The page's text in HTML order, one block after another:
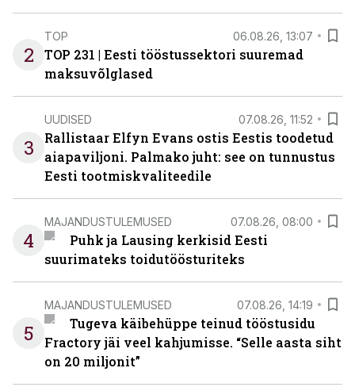
2
TOP 06.08.26, 13:07
TOP 231 | Eesti tööstussektori suuremad
maksuvõlglased
3
UUDISED 07.08.26, 11:52
Rallistaar Elfyn Evans ostis Eestis toodetud
aiapaviljoni. Palmako juht: see on tunnustus
Eesti tootmiskvaliteedile
4
MAJANDUSTULEMUSED 07.08.26, 08:00
Puhk ja Lausing kerkisid Eesti
suurimateks toidutöösturiteks
5
MAJANDUSTULEMUSED 07.08.26, 14:19
Tugeva käibehüppe teinud tööstusidu
Fractory jäi veel kahjumisse. “Selle aasta siht
on 20 miljonit”